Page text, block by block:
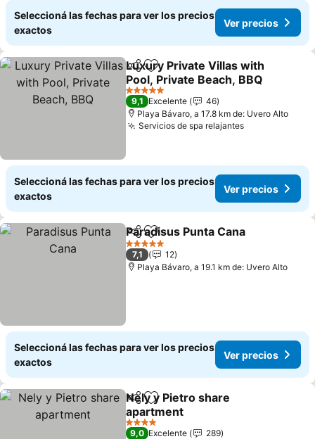
Seleccioná las fechas para ver los precios
exactos
Ver precios
CompartirAñadir a favoritos
Luxury Private Villas with
Pool, Private Beach, BBQ
Ver precios
5 Estrellas
9,1 Excelente
46
Playa Bávaro, a 17.8 km de: Uvero Alto
Servicios de spa relajantesVer precios
Seleccioná las fechas para ver los precios
exactos
Ver precios
CompartirAñadir a favoritos
Paradisus Punta Cana
5 Estrellas
7,1
12
Playa Bávaro, a 19.1 km de: Uvero Alto
Seleccioná las fechas para ver los precios
exactos
Ver precios
CompartirAñadir a favoritos
Nely y Pietro share
apartment
Ver precios
4 Estrellas
9,0 Excelente
289